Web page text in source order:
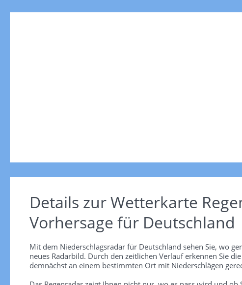
Details zur Wetterkarte
Vorhersage für Deutschland
Mit dem Niederschlagsradar für Deutschland sehen Sie, wo
neues Radarbild. Durch den zeitlichen Verlauf erkennen Sie
demnächst an einem bestimmten Ort mit Niederschlägen